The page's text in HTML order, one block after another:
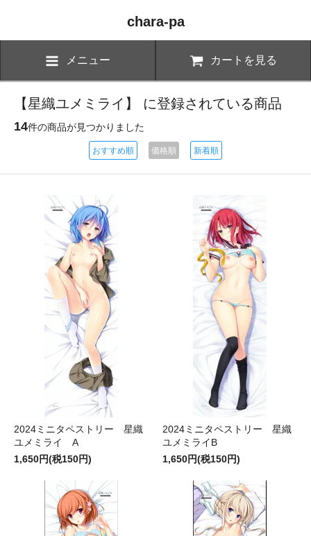
chara-pa
メニュー カートを見る
【星織ユメミライ】 に登録されている商品
14件の商品が見つかりました
おすすめ順 価格順 新着順
2024ミニタペストリー 星織
ユメミライ A
1,650円(税150円)
2024ミニタペストリー 星織
ユメミライB
1,650円(税150円)